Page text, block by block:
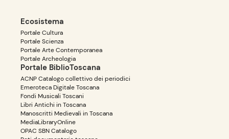
Ecosistema
Portale Cultura
Portale Scienza
Portale Arte Contemporanea
Portale Archeologia
Portale BiblioToscana
ACNP Catalogo collettivo dei periodici
Emeroteca Digitale Toscana
Fondi Musicali Toscani
Libri Antichi in Toscana
Manoscritti Medievali in Toscana
MediaLibraryOnline
OPAC SBN Catalogo